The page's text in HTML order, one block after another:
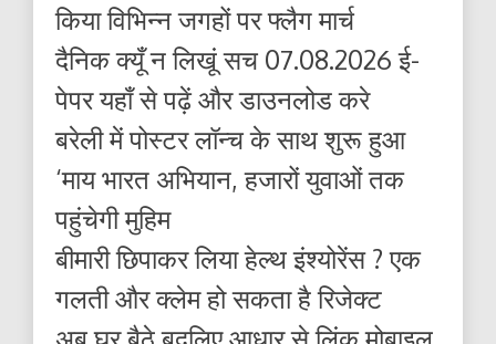
किया विभिन्न जगहों पर फ्लैग मार्च
दैनिक क्यूँ न लिखूं सच 07.08.2026 ई-
पेपर यहाँ से पढ़ें और डाउनलोड करे
बरेली में पोस्टर लॉन्च के साथ शुरू हुआ
‘माय भारत अभियान, हजारों युवाओं तक
पहुंचेगी मुहिम
बीमारी छिपाकर लिया हेल्थ इंश्योरेंस ? एक
गलती और क्लेम हो सकता है रिजेक्ट